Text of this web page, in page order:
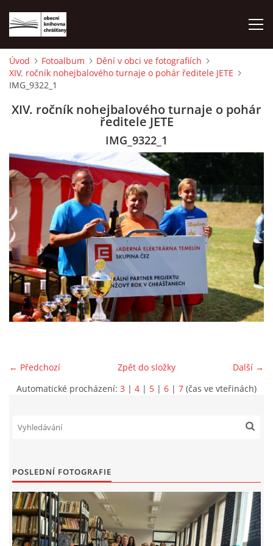
ÚVOD
LETNÍ KINO 2026
KONTAKTY
ON-LINE KATALOG
WEBOVÁ KAMERA
VIDEA Z DRONU
"KNIHOBUDKY"
E-KNIHY DO KAŽDÉ KNIHOVNY
GRANTY A DOTACE
Úvod Fotoalbum
Dění v obci ve fotografiích
XIV. ročník nohejbalového turnaje o pohár ředitele JETE
IMG_9322_1
XIV. ročník nohejbalového turnaje o pohár
ředitele JETE
IMG_9322_1
← Předchozí Další →
Zpět do složky
Automatické procházení: 3 | 4 | 5 | 6 | 7 (čas ve vteřinách)
POSLEDNÍ FOTOGRAFIE